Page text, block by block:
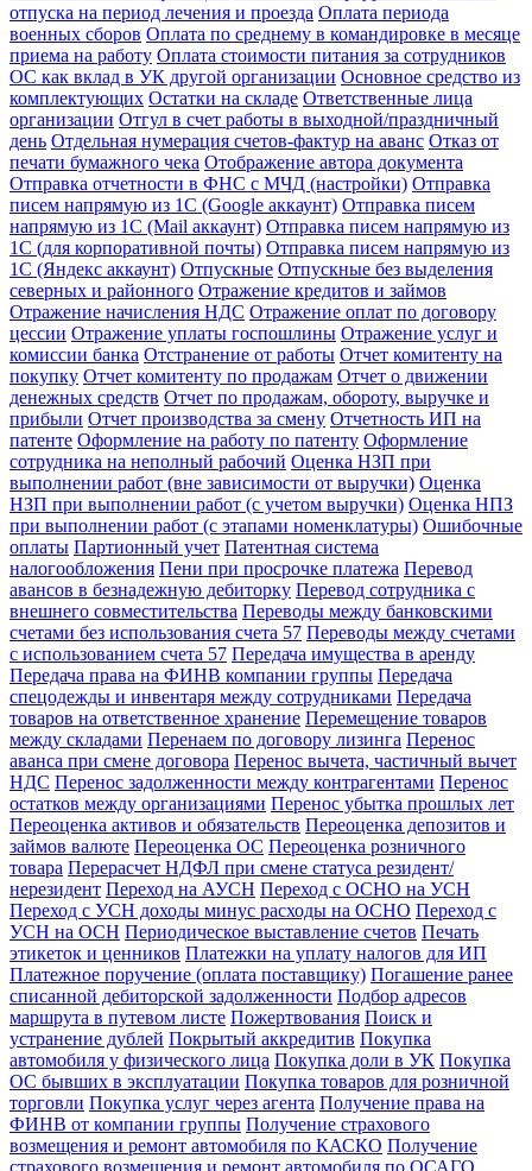
отпуска на период лечения и проезда Оплата периода
военных сборов Оплата по среднему в командировке в месяце
приема на работу Оплата стоимости питания за сотрудников
ОС как вклад в УК другой организации Основное средство из
комплектующих Остатки на складе Ответственные лица
организации Отгул в счет работы в выходной/праздничный
день Отдельная нумерация счетов-фактур на аванс Отказ от
печати бумажного чека Отображение автора документа
Отправка отчетности в ФНС с МЧД (настройки) Отправка
писем напрямую из 1С (Google аккаунт) Отправка писем
напрямую из 1С (Mail аккаунт) Отправка писем напрямую из
1С (для корпоративной почты) Отправка писем напрямую из
1С (Яндекс аккаунт) Отпускные Отпускные без выделения
северных и районного Отражение кредитов и займов
Отражение начисления НДС Отражение оплат по договору
цессии Отражение уплаты госпошлины Отражение услуг и
комиссии банка Отстранение от работы Отчет комитенту на
покупку Отчет комитенту по продажам Отчет о движении
денежных средств Отчет по продажам, обороту, выручке и
прибыли Отчет производства за смену Отчетность ИП на
патенте Оформление на работу по патенту Оформление
сотрудника на неполный рабочий Оценка НЗП при
выполнении работ (вне зависимости от выручки) Оценка
НЗП при выполнении работ (с учетом выручки) Оценка НПЗ
при выполнении работ (с этапами номенклатуры) Ошибочные
оплаты Партионный учет Патентная система
налогообложения Пени при просрочке платежа Перевод
авансов в безнадежную дебиторку Перевод сотрудника с
внешнего совместительства Переводы между банковскими
счетами без использования счета 57 Переводы между счетами
с использованием счета 57 Передача имущества в аренду
Передача права на ФИНВ компании группы Передача
спецодежды и инвентаря между сотрудниками Передача
товаров на ответственное хранение Перемещение товаров
между складами Перенаем по договору лизинга Перенос
аванса при смене договора Перенос вычета, частичный вычет
НДС Перенос задолженности между контрагентами Перенос
остатков между организациями Перенос убытка прошлых лет
Переоценка активов и обязательств Переоценка депозитов и
займов валюте Переоценка ОС Переоценка розничного
товара Перерасчет НДФЛ при смене статуса резидент/
нерезидент Переход на АУСН Переход с ОСНО на УСН
Переход с УСН доходы минус расходы на ОСНО Переход с
УСН на ОСН Периодическое выставление счетов Печать
этикеток и ценников Платежки на уплату налогов для ИП
Платежное поручение (оплата поставщику) Погашение ранее
списанной дебиторской задолженности Подбор адресов
маршрута в путевом листе Пожертвования Поиск и
устранение дублей Покрытый аккредитив Покупка
автомобиля у физического лица Покупка доли в УК Покупка
ОС бывших в эксплуатации Покупка товаров для розничной
торговли Покупка услуг через агента Получение права на
ФИНВ от компании группы Получение страхового
возмещения и ремонт автомобиля по КАСКО Получение
страхового возмещения и ремонт автомобиля по ОСАГО